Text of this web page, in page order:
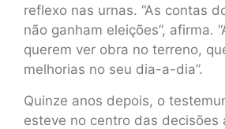
reflexo nas urnas. “As contas
não ganham eleições”, afirma.
querem ver obra no terreno,
melhorias no seu dia-a-dia”.
Quinze anos depois, o
esteve no centro das decisões